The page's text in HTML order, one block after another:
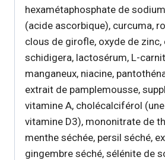
hexamétaphosphate de
(acide ascorbique), curcuma,
clous de girofle, oxyde de
schidigera, lactosérum, L-
manganeux, niacine,
extrait de pamplemousse,
vitamine A, cholécalciférol
vitamine D3), mononitrate de
menthe séchée, persil séché,
gingembre séché, sélénite de